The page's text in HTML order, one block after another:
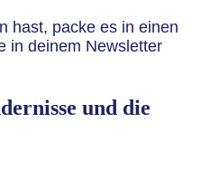
hast, packe es in einen
in deinem Newsletter
und die